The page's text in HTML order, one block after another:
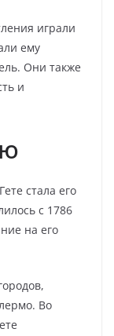
играли
ему
Они также
и
стала его
с 1786
на его
Во